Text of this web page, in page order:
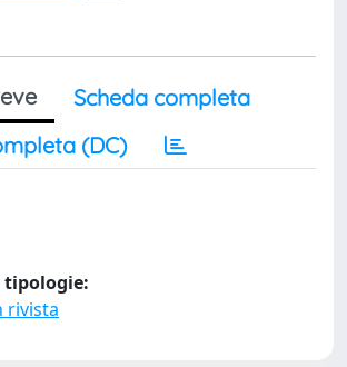
Scheda completa
(DC)
tipologie:
rivista